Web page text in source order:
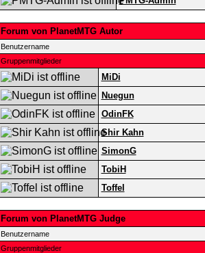
Forum von PlanetMTG Autor
Benutzername
Gruppenmitglieder
MiDi
Nuegun
OdinFK
Shir Kahn
SimonG
TobiH
Toffel
Forum von PlanetMTG Judge
Benutzername
Gruppenmitglieder